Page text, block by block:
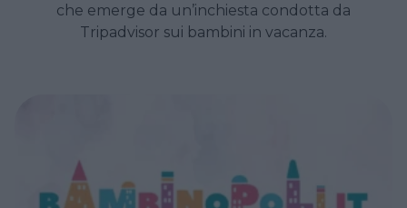
che emerge da un’inchiesta condotta da
Tripadvisor sui bambini in vacanza.